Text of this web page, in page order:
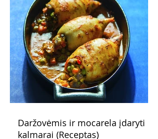
Daržovėmis ir mocarela įdaryti
kalmarai (Receptas)